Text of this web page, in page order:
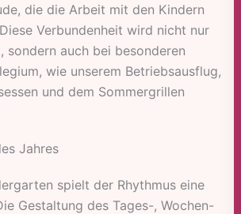
die die Arbeit mit den Kindern
Verbundenheit wird nicht nur
sondern auch bei besonderen
wie unserem Betriebsausflug,
und dem Sommergrillen
Jahres
spielt der Rhythmus eine
Gestaltung des Tages-, Wochen-